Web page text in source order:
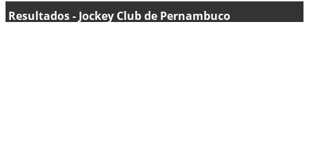
Resultados - Jockey Club de Pernambuco